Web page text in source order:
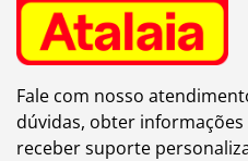
Fale com nosso
dúvidas, obter
receber suporte